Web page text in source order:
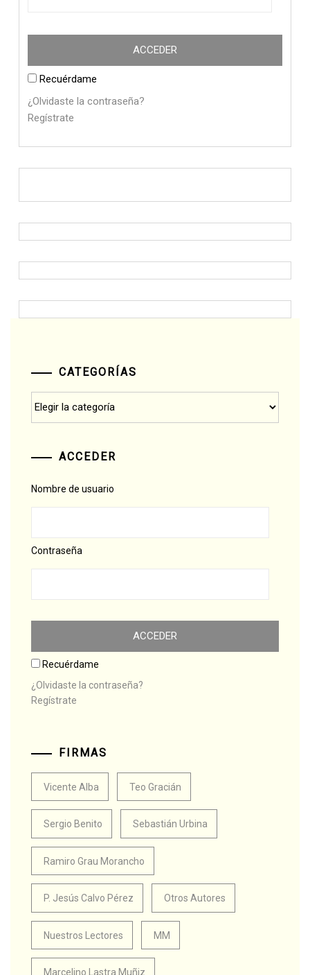
Recuérdame
¿Olvidaste la contraseña?
Regístrate
CATEGORÍAS
ACCEDER
Nombre de usuario
Contraseña
Recuérdame
¿Olvidaste la contraseña?
Regístrate
FIRMAS
Vicente Alba Teo Gracián
Sergio Benito Sebastián Urbina
Ramiro Grau Morancho
P. Jesús Calvo Pérez Otros Autores
Nuestros Lectores MM
Marcelino Lastra Muñiz